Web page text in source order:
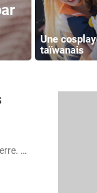
Une
taïwanais
…